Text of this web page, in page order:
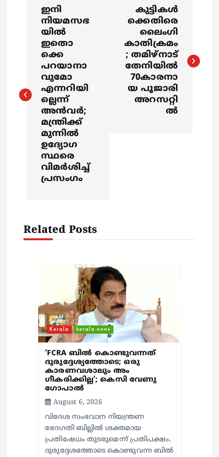
n
t
ഇനി
നിയമസഭ
യിൽ
ഇതൊ
ക്കെ
പറയാനാ
വുമോ
എന്നറിയി
ല്ലെന്ന്
അൻവർ;
മന്ത്രിക്ക്
മുന്നിൽ
ഉദ്യോഗ
സ്ഥരെ
വിമർശിച്ച്
പ്രസംഗം
കുട്ടികൾ
ക്കെതിരെ
ലൈംഗി
കാതിക്രമം
; തമിഴ്നാട്
തേനിയിൽ
70കാരനാ
യ പൂജാരി
അറസറ്റി
ൽ
Related Posts
Kerala kerala news
‘FCRA ബിൽ കൊണ്ടുവന്നത്
ദുരുദ്ദേശ്യത്തോടെ; ഒരു
കാരണവശാലും അം​
ഗീകരിക്കില്ല’; കെസി വേണു​
ഗോപാൽ
August 6, 2026
വിദേശ സംഭവാന നിയന്ത്രണ
ഭേദഗതി ബില്ലിൽ ശക്തമായ
പ്രതിഷേധം തുടരുമെന്ന് പ്രതിപക്ഷം.
ദുരുദ്ദേശത്തോടെ കൊണ്ടുവന്ന ബിൽ